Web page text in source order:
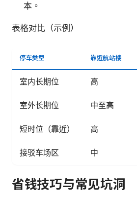
本。
表格对比（示例）
停车类型 靠近航站楼
室内长期位 高
室外长期位 中至高
短时位（靠近） 高
接驳车场区 中
省钱技巧与常见坑洞